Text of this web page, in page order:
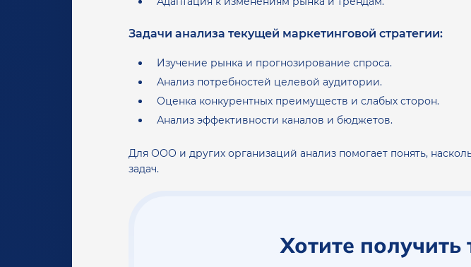
Задачи анализа текущей маркетинговой стратегии:
Изучение рынка и прогнозирование спроса.
Анализ потребностей целевой аудитории.
Оценка конкурентных преимуществ и слабых сторон.
Анализ эффективности каналов и бюджетов.
Для ООО и других организаций анализ помогает понять,
задач.
Хотите получить